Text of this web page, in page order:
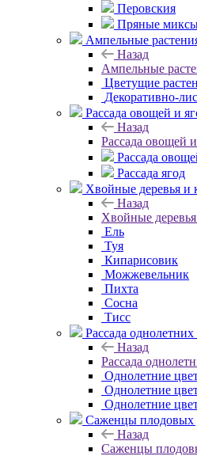
Перовския
Пряные
Ампельные
Назад
Ампельные
Цветущие
Декоративно-
Рассада овощей и
Назад
Рассада овощей
Рассада
Рассада ягод
Хвойные деревья и
Назад
Хвойные
Ель
Туя
Кипарисовик
Можжевельник
Пихта
Сосна
Тисc
Рассада однолетних
Назад
Рассада
Однолетние
Однолетние
Однолетние
Саженцы плодовых
Назад
Саженцы